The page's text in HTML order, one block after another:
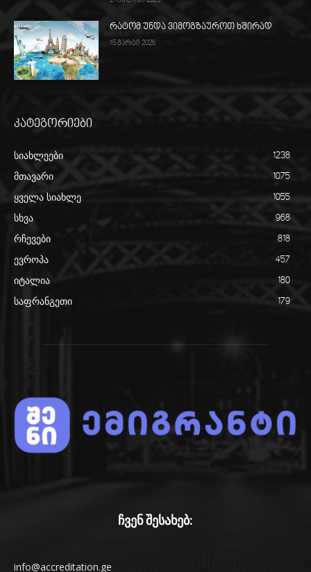
რატომ უნდა ვიმოგზაუროთ ხშირად
15 მარტი 2026
კატეგორიები
სიახლეები 1238
მთავარი 1075
ყველა სიახლე 1055
სხვა 968
რჩევები 818
ევროპა 457
იტალია 180
საფრანგეთი 179
ჩვენ შესახებ:
info@accreditation.ge